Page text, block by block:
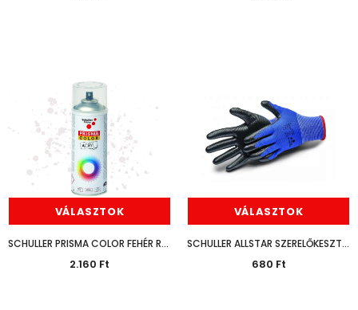
VÁLASZTOK
SCHULLER PRISMA COLOR FEHÉR RAL 9016 400ML
2.160 Ft
VÁLASZTOK
SCHULLER ALLSTAR SZERELŐKESZTYŰ
680 Ft